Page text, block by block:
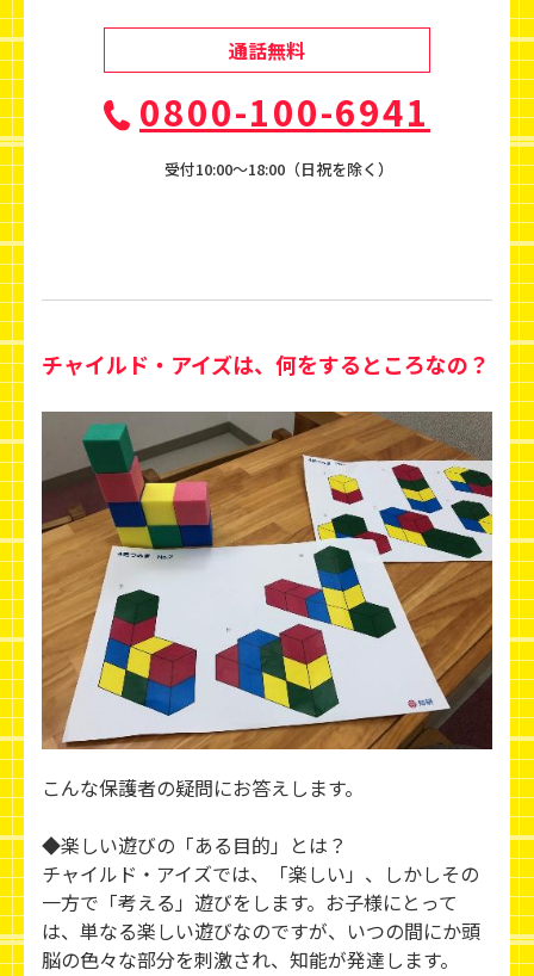
通話無料
0800-100-6941
受付10:00〜18:00（日祝を除く）
チャイルド・アイズは、何をするところなの？
こんな保護者の疑問にお答えします。
◆楽しい遊びの「ある目的」とは？
チャイルド・アイズでは、「楽しい」、しかしその
一方で「考える」遊びをします。お子様にとって
は、単なる楽しい遊びなのですが、いつの間にか頭
脳の色々な部分を刺激され、知能が発達します。